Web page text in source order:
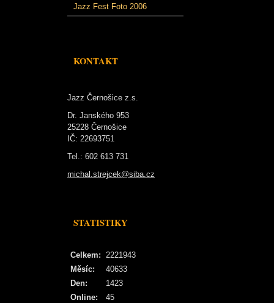
Jazz Fest Foto 2006
KONTAKT
Jazz Černošice z.s.
Dr. Janského 953
25228 Černošice
IČ: 22693751
Tel.: 602 613 731
michal.strejcek@siba.cz
STATISTIKY
Online: 45
Celkem: 2221943
Měsíc:
40633
Den:
1423